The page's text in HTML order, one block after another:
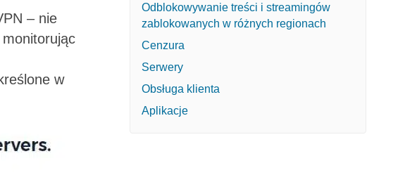
– nie
w
Odblokowywanie treści i streamingów
zablokowanych w różnych regionach
Cenzura
Serwery
Obsługa klienta
Aplikacje